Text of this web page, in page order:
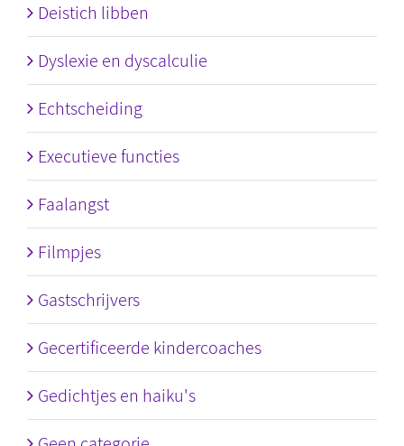
Deistich libben
Dyslexie en dyscalculie
Echtscheiding
Executieve functies
Faalangst
Filmpjes
Gastschrijvers
Gecertificeerde kindercoaches
Gedichtjes en haiku's